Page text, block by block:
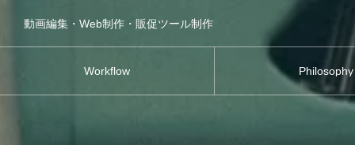
Workflow Philosophy
動画編集・Web制作・販促ツール制作